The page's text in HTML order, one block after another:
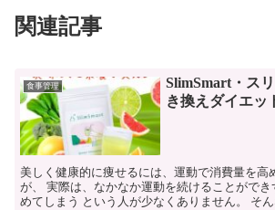
関連記事
食事管理
SlimSmart・ス
き換えダイエッ
美しく健康的に痩せるには、運動で消費量を高
が、 実際は、なかなか運動を続けることがで
めてしまう という人が少なくありません。 そ